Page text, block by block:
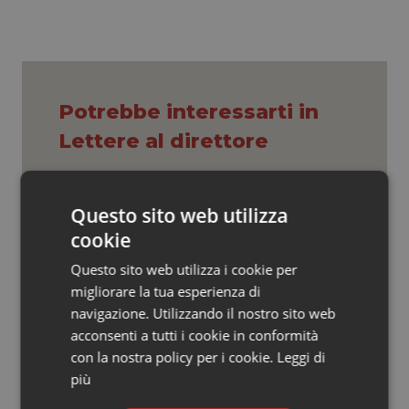
Oncologia & Nutrizione
Psoriasi & pelle
Quotidiano Chirurgia
Quotidiano Oncologia
Quotidiano Pediatria
Rene & patologie urogenitali
Potrebbe interessarti in
Lettere al direttore
Comunità!” Slogan rischioso per una
nuove strutture territoriali.
In sanità il vero errore è confondere
l’uguaglianza con l’indistinto
Questo sito web utilizza
cookie
Questo sito web utilizza i cookie per
migliorare la tua esperienza di
navigazione. Utilizzando il nostro sito web
acconsenti a tutti i cookie in conformità
con la nostra policy per i cookie. Leggi di
più